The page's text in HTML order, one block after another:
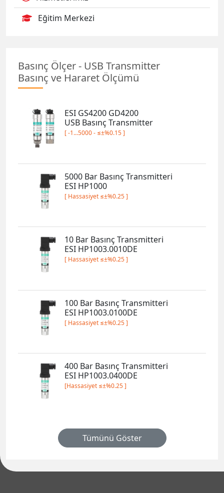
Eğitim Merkezi
Basınç Ölçer - USB Transmitter
Basınç ve Hararet Ölçümü
ESI GS4200 GD4200
USB Basınç Transmitter
[ -1...5000 - ≤±%0.15 ]
5000 Bar Basınç Transmitteri
ESI HP1000
[ Hassasiyet ≤±%0.25 ]
10 Bar Basınç Transmitteri
ESI HP1003.0010DE
[ Hassasiyet ≤±%0.25 ]
100 Bar Basınç Transmitteri
ESI HP1003.0100DE
[ Hassasiyet ≤±%0.25 ]
400 Bar Basınç Transmitteri
ESI HP1003.0400DE
[Hassasiyet ≤±%0.25 ]
Tümünü Göster